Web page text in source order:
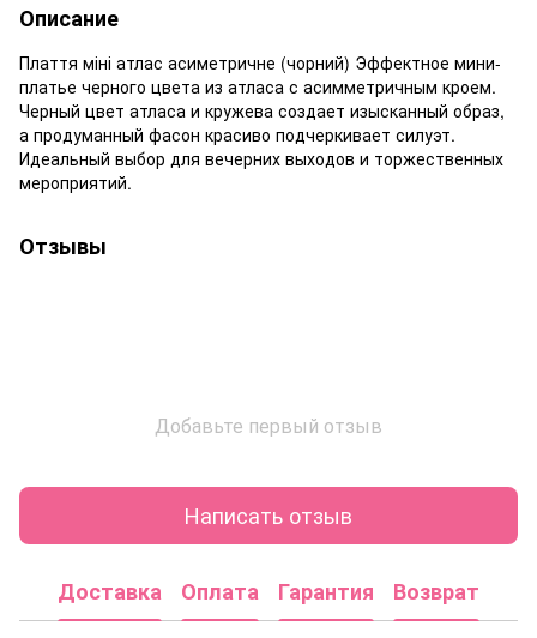
Описание
Плаття міні атлас асиметричне (чорний) Эффектное мини-
платье черного цвета из атласа с асимметричным кроем.
Черный цвет атласа и кружева создает изысканный образ,
а продуманный фасон красиво подчеркивает силуэт.
Идеальный выбор для вечерних выходов и торжественных
мероприятий.
Отзывы
Добавьте первый отзыв
Написать отзыв
Доставка Оплата Гарантия Возврат